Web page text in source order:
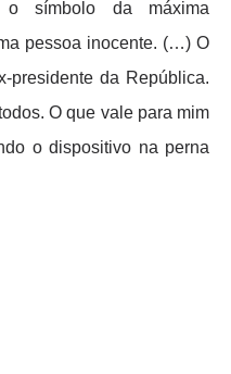
símbolo da máxima
pessoa inocente. (…) O
presidente da República.
O que vale para mim
o dispositivo na perna